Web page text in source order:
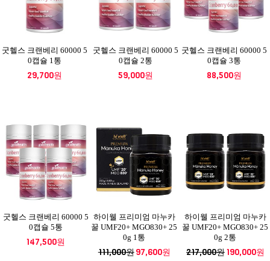
굿헬스 크랜베리 60000 5
0캡슐 1통
29,700원
굿헬스 크랜베리 60000 5
0캡슐 2통
59,000원
굿헬스 크랜베리 60000 5
0캡슐 3통
88,500원
굿헬스 크랜베리 60000 5
0캡슐 5통
147,500원
하이웰 프리미엄 마누카
꿀 UMF20+ MGO830+ 25
0g 1통
111,000원97,600원
하이웰 프리미엄 마누카
꿀 UMF20+ MGO830+ 25
0g 2통
217,000원190,000원